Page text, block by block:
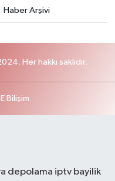
Haber Arşivi
Her hakkı saklıdır.
Bilişim
depolama iptv bayilik